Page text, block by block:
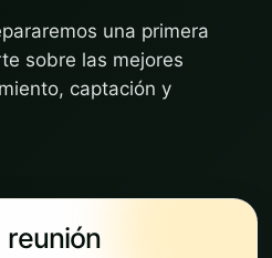
una primera
sobre las mejores
captación y
reunión